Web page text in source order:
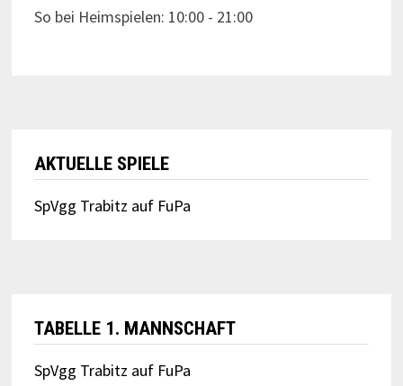
So bei Heimspielen: 10:00 - 21:00
AKTUELLE SPIELE
SpVgg Trabitz auf FuPa
TABELLE 1. MANNSCHAFT
SpVgg Trabitz auf FuPa